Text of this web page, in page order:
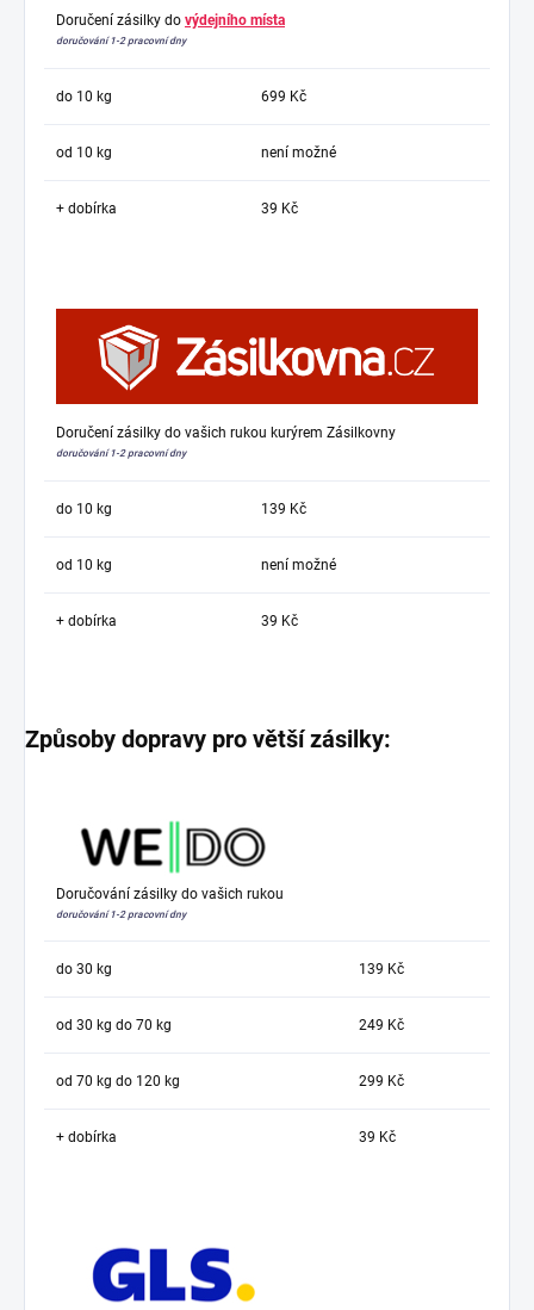
Doručení zásilky do výdejního místa
doručování 1-2 pracovní dny
do 10 kg 699 Kč
od 10 kg není možné
+ dobírka 39 Kč
Doručení zásilky do vašich rukou kurýrem Zásilkovny
doručování 1-2 pracovní dny
do 10 kg 139 Kč
od 10 kg není možné
+ dobírka 39 Kč
Způsoby dopravy pro větší zásilky:
Doručování zásilky do vašich rukou
doručování 1-2 pracovní dny
do 30 kg 139 Kč
od 30 kg do 70 kg 249 Kč
od 70 kg do 120 kg 299 Kč
+ dobírka 39 Kč